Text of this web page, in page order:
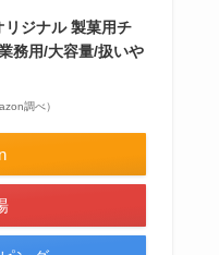
ジナル 製菓用チ
務用/大容量/扱いや
調べ）